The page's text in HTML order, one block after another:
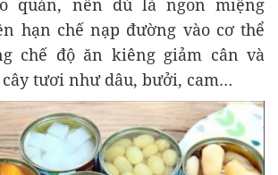
quản, nên dù là ngon miệng
hạn chế nạp đường vào cơ thể
chế độ ăn kiêng giảm cân và
tươi như dâu, bưởi, cam…